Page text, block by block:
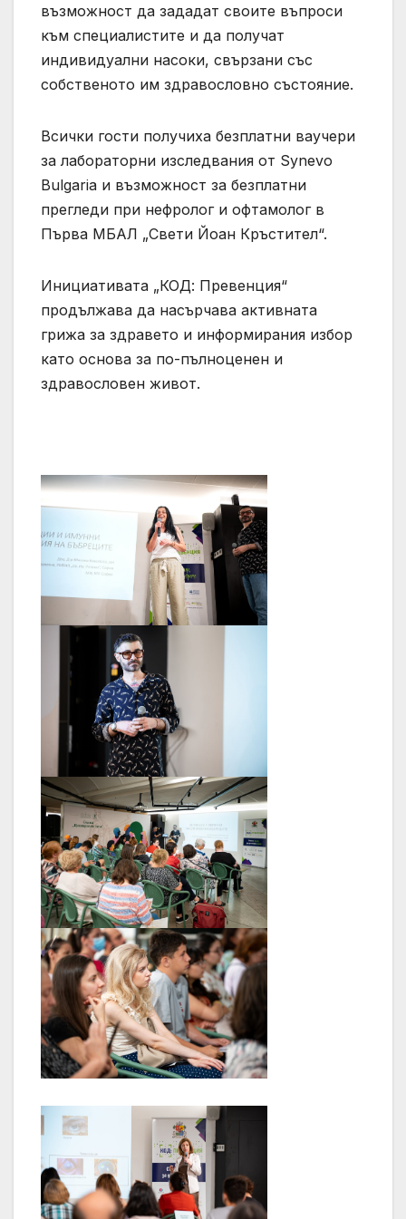
възможност да зададат своите въпроси
към специалистите и да получат
индивидуални насоки, свързани със
собственото им здравословно състояние.
Всички гости получиха безплатни ваучери
за лабораторни изследвания от Synevo
Bulgaria и възможност за безплатни
прегледи при нефролог и офтамолог в
Първа МБАЛ „Свети Йоан Кръстител“.
Инициативата „КОД: Превенция“
продължава да насърчава активната
грижа за здравето и информирания избор
като основа за по-пълноценен и
здравословен живот.